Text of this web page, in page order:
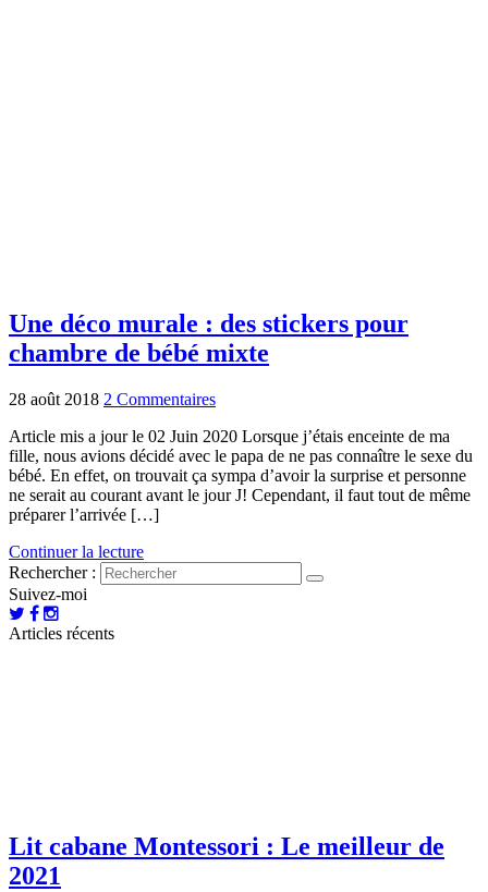
Une déco murale : des stickers pour
chambre de bébé mixte
28 août 2018 2 Commentaires
Article mis a jour le 02 Juin 2020 Lorsque j’étais enceinte de ma
fille, nous avions décidé avec le papa de ne pas connaître le sexe du
bébé. En effet, on trouvait ça sympa d’avoir la surprise et personne
ne serait au courant avant le jour J! Cependant, il faut tout de même
préparer l’arrivée […]
Continuer la lecture
Rechercher :
Suivez-moi
Articles récents
Lit cabane Montessori : Le meilleur de
2021